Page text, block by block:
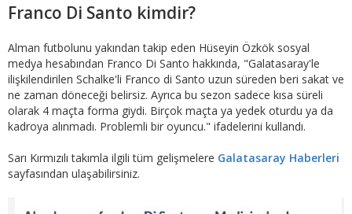
Franco Di Santo kimdir?
Alman futbolunu yakından takip eden Hüseyin Özkök sosyal
medya hesabından Franco Di Santo hakkında, "Galatasaray'le
ilişkilendirilen Schalke'li Franco di Santo uzun süreden beri sakat ve
ne zaman döneceği belirsiz. Ayrıca bu sezon sadece kısa süreli
olarak 4 maçta forma giydi. Birçok maçta ya yedek oturdu ya da
kadroya alınmadı. Problemli bir oyuncu." ifadelerini kullandı.
Sarı Kırmızılı takımla ilgili tüm gelişmelere Galatasaray Haberleri
sayfasından ulaşabilirsiniz.